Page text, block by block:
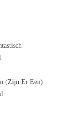
(Zijn Er Een)